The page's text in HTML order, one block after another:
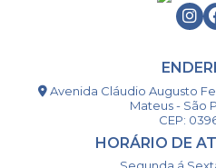
Avenida Cláudio Augusto
Mateus - São
CEP:
HORÁRIO DE